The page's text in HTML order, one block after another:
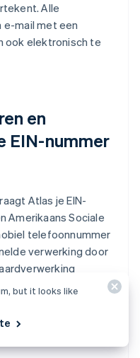
Alle
mail met een
ook elektronisch te
en
EIN-nummer
Atlas je EIN-
Amerikaans Sociale
telefoonnummer
verwerking door
Bovendien maakt
mogelijk, zodat
van betalingen en
but it looks like